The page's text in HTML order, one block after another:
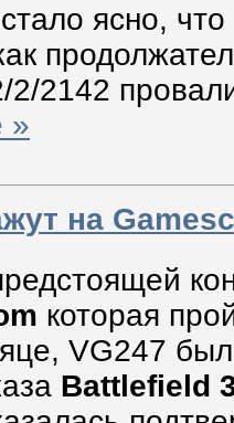
ясно,
2/2142
»
на
которая
VG247
Battlefield